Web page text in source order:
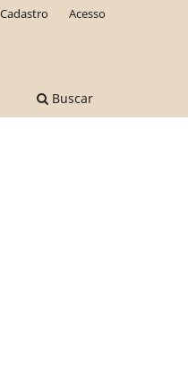
Buscar
Cadastro Acesso